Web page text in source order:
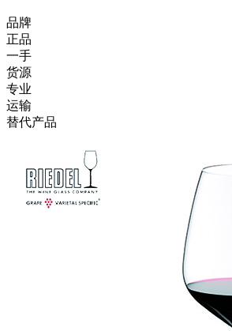
品牌
正品
一手
货源
专业
运输
替代产品